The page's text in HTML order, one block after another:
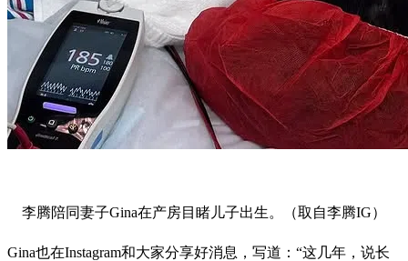
李腾陪同妻子Gina在产房目睹儿子出生。（取自李腾IG）
Gina也在Instagram和大家分享好消息，写道：“这几年，说长